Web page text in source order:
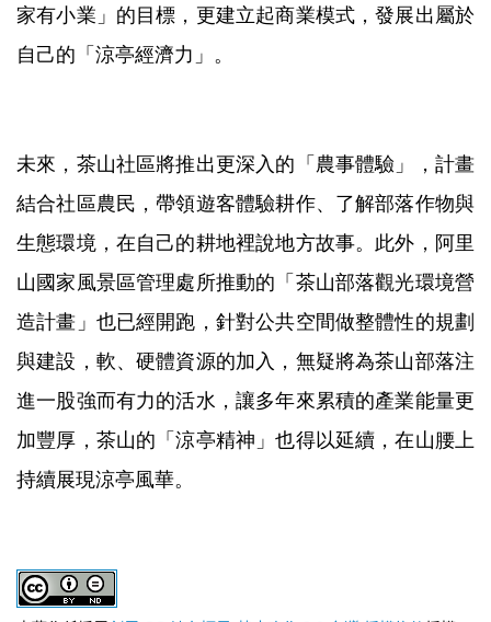
家有小業」的目標，更建立起商業模式，發展出屬於
自己的「涼亭經濟力」。
未來，茶山社區將推出更深入的「農事體驗」，計畫
結合社區農民，帶領遊客體驗耕作、了解部落作物與
生態環境，在自己的耕地裡說地方故事。此外，阿里
山國家風景區管理處所推動的「茶山部落觀光環境營
造計畫」也已經開跑，針對公共空間做整體性的規劃
與建設，軟、硬體資源的加入，無疑將為茶山部落注
進一股強而有力的活水，讓多年來累積的產業能量更
加豐厚，茶山的「涼亭精神」也得以延續，在山腰上
持續展現涼亭風華。